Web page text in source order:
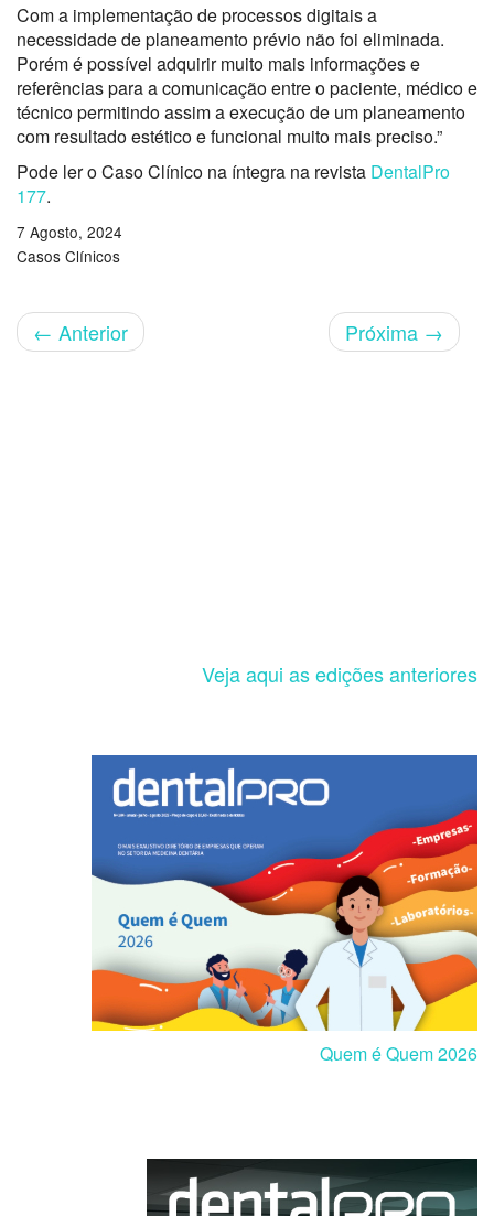
Com a implementação de processos digitais a
necessidade de planeamento prévio não foi eliminada.
Porém é possível adquirir muito mais informações e
referências para a comunicação entre o paciente, médico e
técnico permitindo assim a execução de um planeamento
com resultado estético e funcional muito mais preciso.”
Pode ler o Caso Clínico na íntegra na revista DentalPro
177.
7 Agosto, 2024
Casos Clínicos
← Anterior Próxima →
Veja aqui as edições anteriores
Quem é Quem 2026